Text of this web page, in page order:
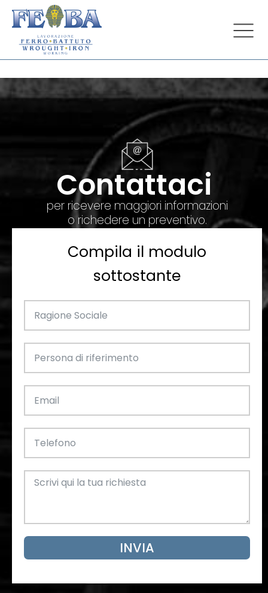
Contattaci
per ricevere maggiori informazioni
o richedere un preventivo.
Compila il modulo
sottostante
INVIA